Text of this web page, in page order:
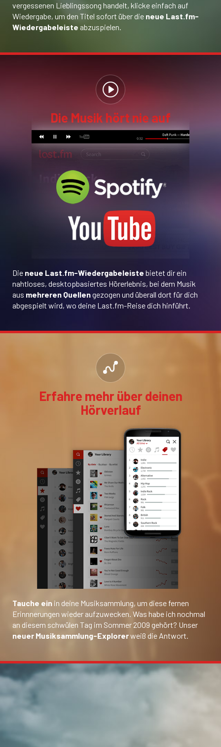
vergessenen Lieblingssong handelt, klicke einfach auf
Wiedergabe, um den Titel sofort über die neue Last.fm-
Wiedergabeleiste abzuspielen.
Die Musik hört nie auf
Die neue Last.fm-Wiedergabeleiste bietet dir ein
nahtloses, desktopbasiertes Hörerlebnis, bei dem Musik
aus mehreren Quellengezogen und überall dort für dich
abgespielt wird, wo deine Last.fm-Reise dich hinführt.
Erfahre mehr über deinen
Hörverlauf
Tauche ein in deine Musiksammlung, um diese fernen
Erinnnerungen wieder aufzuwecken. Was habe ich nochmal
an diesem schwülen Tag im Sommer 2009 gehört? Unser
neuer Musiksammlung-Explorerweiß die Antwort.